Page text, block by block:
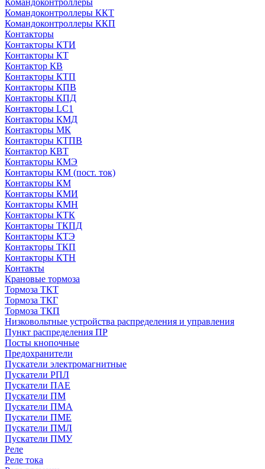
Командоконтроллеры
Командоконтроллеры ККТ
Командоконтроллеры ККП
Контакторы
Контакторы КТИ
Контакторы КТ
Контактор КВ
Контакторы КТП
Контакторы КПВ
Контакторы КПД
Контакторы LC1
Контакторы КМД
Контакторы МК
Контакторы КТПВ
Контактор КВТ
Контакторы КМЭ
Контакторы КМ (пост. ток)
Контакторы КМ
Контакторы КМИ
Контакторы КМН
Контакторы КТК
Контакторы ТКПД
Контакторы КТЭ
Контакторы ТКП
Контакторы КТН
Контакты
Крановые тормоза
Тормоза ТКТ
Тормоза ТКГ
Тормоза ТКП
Низковольтные устройства распределения и управления
Пункт распределения ПР
Посты кнопочные
Предохранители
Пускатели электромагнитные
Пускатели РПЛ
Пускатели ПАЕ
Пускатели ПМ
Пускатели ПМА
Пускатели ПМЕ
Пускатели ПМЛ
Пускатели ПМУ
Реле
Реле тока